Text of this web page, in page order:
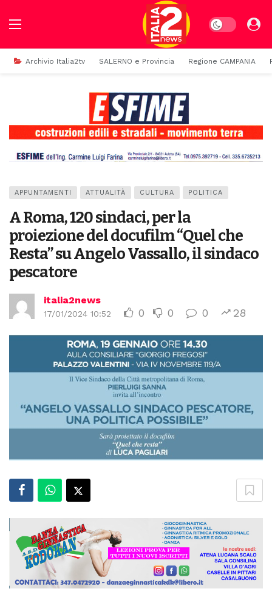
Dark mode
Archivio Italia2tv SALERNO e Provincia Regione CAMPANIA
APPUNTAMENTI ATTUALITÀ CULTURA POLITICA
A Roma, 120 sindaci, per la
proiezione del docufilm “Quel che
Resta” su Angelo Vassallo, il sindaco
pescatore
italia2news
17/01/2024 10:52 0 0 0 28